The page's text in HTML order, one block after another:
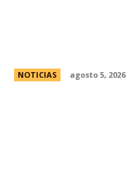
NOTICIAS agosto 5, 2026